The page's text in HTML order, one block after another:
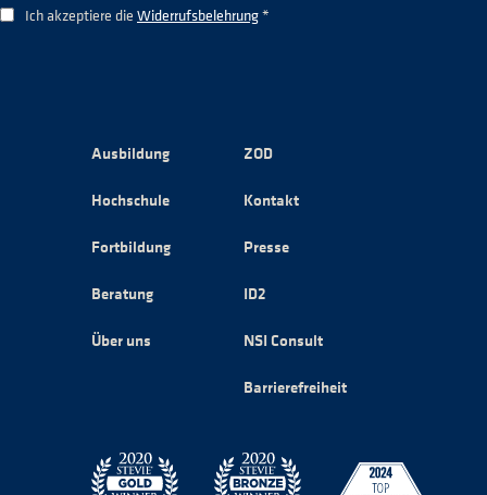
Ich akzeptiere die Widerrufsbelehrung*
Ausbildung
Hochschule
Fortbildung
Beratung
Über uns
ZOD
Kontakt
Presse
ID2
NSI Consult
Barrierefreiheit